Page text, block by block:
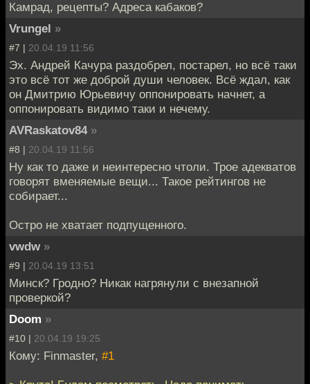
Камрад, рецепты? Адреса кабаков?
Vrungel »
#7 | 20.04.19 11:56
Эх. Андрей Качура раздобрел, постарел, но всё таки
это всё тот же доброй души человек. Всё ждал, как
он Дмитрию Юрьевичу оппонировать начнет, а
оппонировать видимо таки и нечему.
AVRaskatov84 »
#8 | 20.04.19 11:56
Ну как то даже и неинтересно чтоли. Трое адекватов
говорят вменяемые вещи... Такое рейтингов не
собирает...
Остро не хватает подпущенного.
vwdw »
#9 | 20.04.19 13:51
Минск? Гродно? Никак нагрянули с внезапной
проверкой?
Doom »
#10 | 20.04.19 19:25
Кому: Finmaster, #1